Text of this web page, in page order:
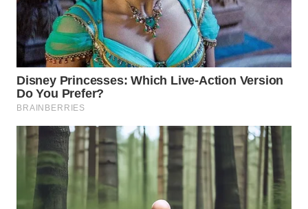
WN
LIKUPANG
LABUANBAJO
WN
BORNEO
Wahana
Group